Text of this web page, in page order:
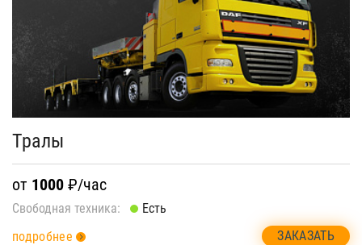
Тралы
от 1000 ₽/час
Свободная техника:
Есть
подробнее
ЗАКАЗАТЬ